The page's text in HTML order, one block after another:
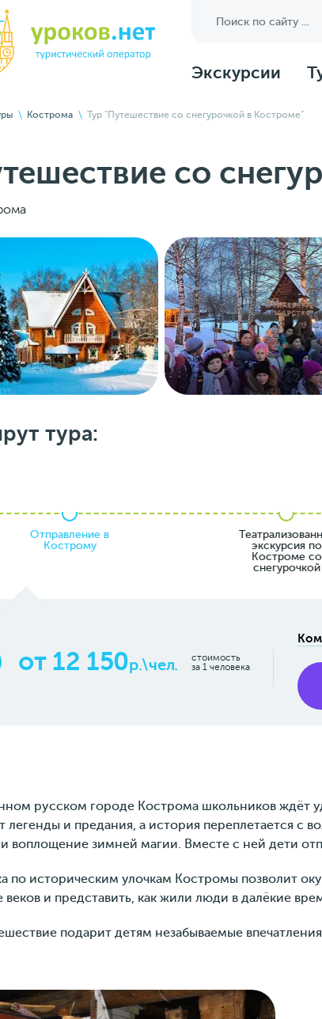
Экскурсии
Кострома Тур "Путешествие со снегурочкой в Костроме"
со
тура:
Отправление в
Кострому
экскурсия по
Костроме со
снегурочкой
от 12 150р.\чел.
стоимость
за 1 человека
русском городе Кострома школьников ждёт
легенды и предания, а история переплетается с
воплощение зимней магии. Вместе с ней дети
по историческим улочкам Костромы позволит
веков и представить, как жили люди в далёкие
подарит детям незабываемые